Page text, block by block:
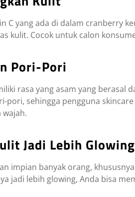
C yang ada di dalam cranberry
kulit. Cocok untuk calon
Pori-Pori
rasa yang asam yang berasal
pori, sehingga pengguna
Jadi Lebih Glowing
impian banyak orang,
jadi lebih glowing, Anda bisa